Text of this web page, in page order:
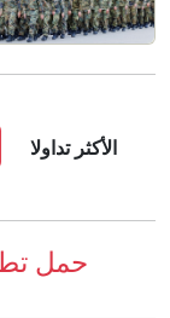
الأكثر تداولا
حمل